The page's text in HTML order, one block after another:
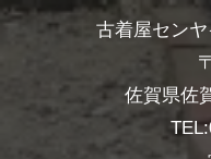
古着屋セン
佐賀県佐